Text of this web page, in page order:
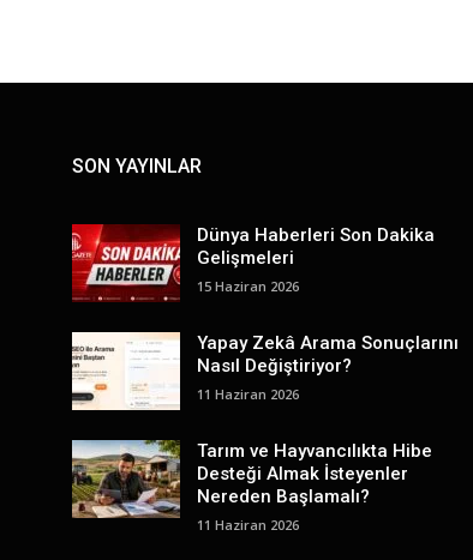
SON YAYINLAR
Dünya Haberleri Son Dakika
Gelişmeleri
15 Haziran 2026
Yapay Zekâ Arama Sonuçlarını
Nasıl Değiştiriyor?
11 Haziran 2026
Tarım ve Hayvancılıkta Hibe
Desteği Almak İsteyenler
Nereden Başlamalı?
11 Haziran 2026